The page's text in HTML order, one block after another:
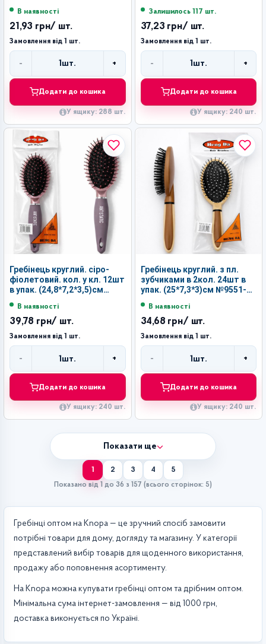
В наявності
21,93 грн/ шт.
Замовлення від 1 шт.
- 1шт. +
Додати до кошика
У ящику: 288 шт.
(240)
Залишилось 117 шт.
37,23 грн/ шт.
Замовлення від 1 шт.
- 1шт. +
Додати до кошика
У ящику: 240 шт.
Гребінець круглий. сіро-
фіолетовий. кол. у кл. 12шт
в упак. (24,8*7,2*3,5)см
В наявності
39,78 грн/ шт.
Замовлення від 1 шт.
- 1 шт. +
Додати до кошика
У ящику: 240 шт.
Гребінець круглий. з пл.
зубчиками в 2кол. 24шт в
упак. (25*7,3*3)см №9551-59
В наявності
34,68 грн/ шт.
Замовлення від 1 шт.
- 1 шт. +
Додати до кошика
У ящику: 240 шт.
Показати ще
1 2 3 4
5
Показано від 1 до 36 з 157 (всього сторінок: 5)
Гребінці оптом на Knopa — це зручний спосіб замовити
потрібні товари для дому, догляду та магазину. У категорії
представлений вибір товарів для щоденного використання,
продажу або поповнення асортименту.
На Knopa можна купувати гребінці оптом та дрібним оптом.
Мінімальна сума інтернет-замовлення — від 1000 грн,
доставка виконується по Україні.